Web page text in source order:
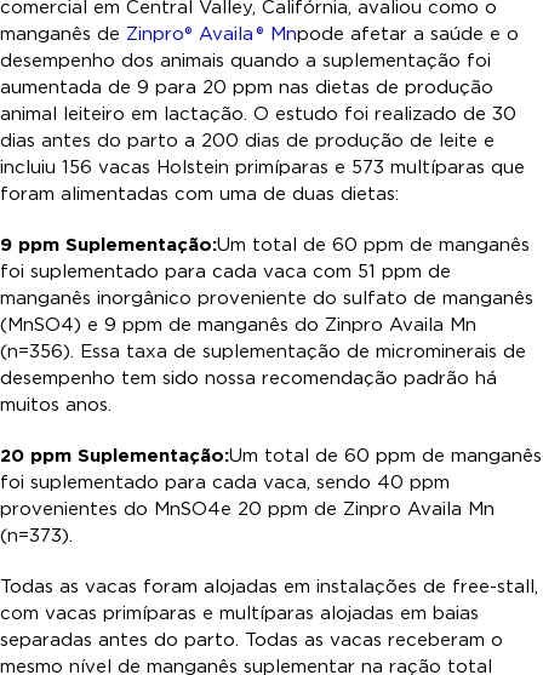
comercial em Central Valley, Califórnia, avaliou como o
manganês de Zinpro® Availa® Mnpode afetar a saúde e o
desempenho dos animais quando a suplementação foi
aumentada de 9 para 20 ppm nas dietas de produção
animal leiteiro em lactação. O estudo foi realizado de 30
dias antes do parto a 200 dias de produção de leite e
incluiu 156 vacas Holstein primíparas e 573 multíparas que
foram alimentadas com uma de duas dietas:
9 ppm Suplementação:Um total de 60 ppm de manganês
foi suplementado para cada vaca com 51 ppm de
manganês inorgânico proveniente do sulfato de manganês
(MnSO4) e 9 ppm de manganês do Zinpro Availa Mn
(n=356). Essa taxa de suplementação de microminerais de
desempenho tem sido nossa recomendação padrão há
muitos anos.
20 ppm Suplementação:Um total de 60 ppm de manganês
foi suplementado para cada vaca, sendo 40 ppm
provenientes do MnSO4e 20 ppm de Zinpro Availa Mn
(n=373).
Todas as vacas foram alojadas em instalações de free-stall,
com vacas primíparas e multíparas alojadas em baias
separadas antes do parto. Todas as vacas receberam o
mesmo nível de manganês suplementar na ração total